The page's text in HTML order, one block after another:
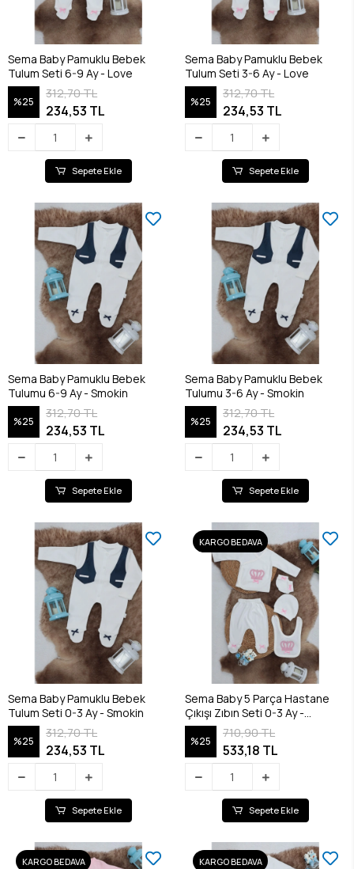
Sema Baby Pamuklu Bebek
Tulum Seti 6-9 Ay - Love
%25
312,70 TL
234,53 TL
Sepete Ekle
Sema Baby Pamuklu Bebek
Tulum Seti 3-6 Ay - Love
%25
312,70 TL
234,53 TL
Sepete Ekle
Sema Baby Pamuklu Bebek
Tulumu 6-9 Ay - Smokin
%25
312,70 TL
234,53 TL
Sepete Ekle
Sema Baby Pamuklu Bebek
Tulumu 3-6 Ay - Smokin
%25
312,70 TL
234,53 TL
Sepete Ekle
Sema Baby Pamuklu Bebek
Tulum Seti 0-3 Ay - Smokin
%25
312,70 TL
234,53 TL
Sepete Ekle
KARGO BEDAVA
Sema Baby 5 Parça Hastane
Çıkışı Zıbın Seti 0-3 Ay -
Princess
%25
710,90 TL
533,18 TL
Sepete Ekle
KARGO BEDAVA KARGO BEDAVA